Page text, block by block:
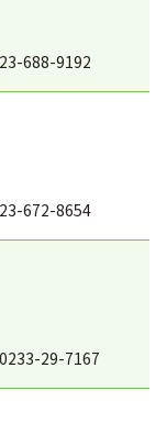
688-9192
672-8654
29-7167